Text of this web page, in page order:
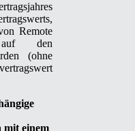
Remote
auf den
(ohne
mit einem